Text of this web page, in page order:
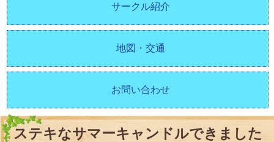
サークル紹介
地図・交通
お問い合わせ
ステキなサマーキャンドルできました